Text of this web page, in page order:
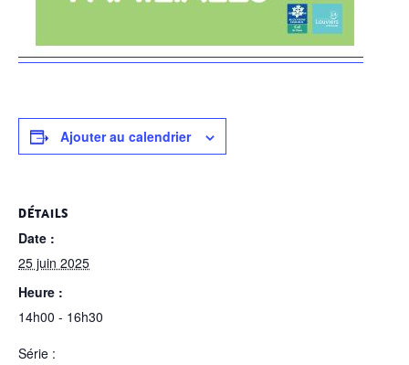
Ajouter au calendrier
DÉTAILS
Date :
25 juin 2025
Heure :
14h00 - 16h30
Série :